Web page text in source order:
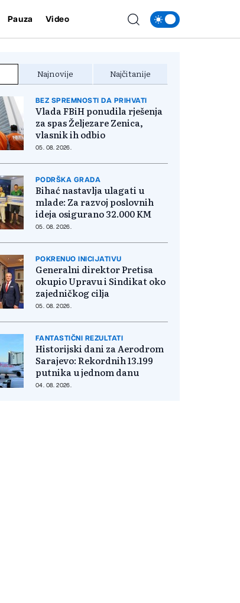
Pauza Video
Najnovije Najčitanije
BEZ SPREMNOSTI DA PRIHVATI
Vlada FBiH ponudila rješenja
za spas Željezare Zenica,
vlasnik ih odbio
05. 08. 2026.
PODRŠKA GRADA
Bihać nastavlja ulagati u
mlade: Za razvoj poslovnih
ideja osigurano 32.000 KM
05. 08. 2026.
POKRENUO INICIJATIVU
Generalni direktor Pretisa
okupio Upravu i Sindikat oko
zajedničkog cilja
05. 08. 2026.
FANTASTIČNI REZULTATI
Historijski dani za Aerodrom
Sarajevo: Rekordnih 13.199
putnika u jednom danu
04. 08. 2026.